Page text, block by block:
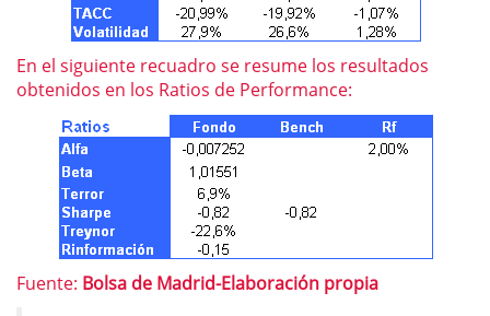
En el siguiente recuadro se resume los resultados
obtenidos en los Ratios de Performance:
Fuente: Bolsa de Madrid-Elaboración propia